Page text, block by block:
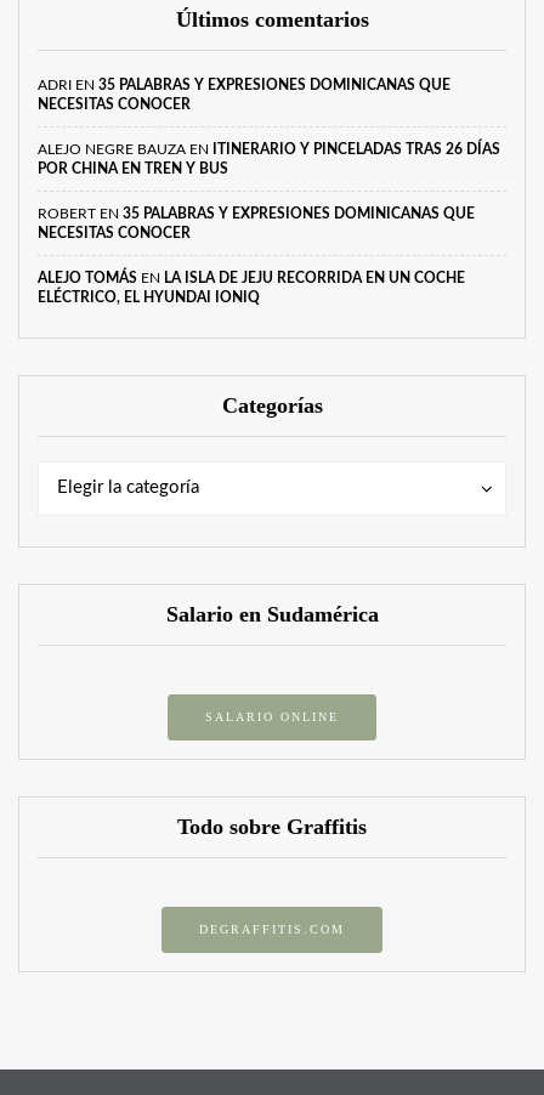
Últimos comentarios
ADRI EN 35 PALABRAS Y EXPRESIONES DOMINICANAS QUE
NECESITAS CONOCER
ALEJO NEGRE BAUZA EN
ITINERARIO Y PINCELADAS TRAS 26 DÍAS
POR CHINA EN TREN Y BUS
ROBERT EN 35 PALABRAS Y EXPRESIONES DOMINICANAS QUE
NECESITAS CONOCER
ALEJO TOMÁS EN LA ISLA DE JEJU RECORRIDA EN UN COCHE
ELÉCTRICO, EL HYUNDAI IONIQ
Categorías
Elegir la categoría
Categorías
Salario en Sudamérica
SALARIO ONLINE
Todo sobre Graffitis
DEGRAFFITIS.COM